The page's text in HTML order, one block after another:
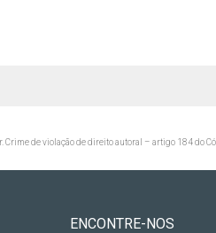
de violação de direito autoral – artigo 184 do
ENCONTRE-NOS